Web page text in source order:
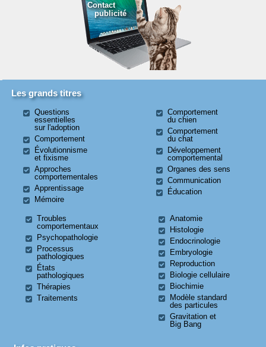
Contact
publicité
Les grands titres
Questions
essentielles
sur l'adoption
Comportement
Évolutionnisme
et fixisme
Approches
comportementales
Apprentissage
Mémoire
Comportement
du chien
Comportement
du chat
Développement
comportemental
Organes des sens
Communication
Éducation
Troubles
comportementaux
Psychopathologie
Processus
pathologiques
États
pathologiques
Thérapies
Traitements
Anatomie
Histologie
Endocrinologie
Embryologie
Reproduction
Biologie cellulaire
Biochimie
Modèle standard
des particules
Gravitation et
Big Bang